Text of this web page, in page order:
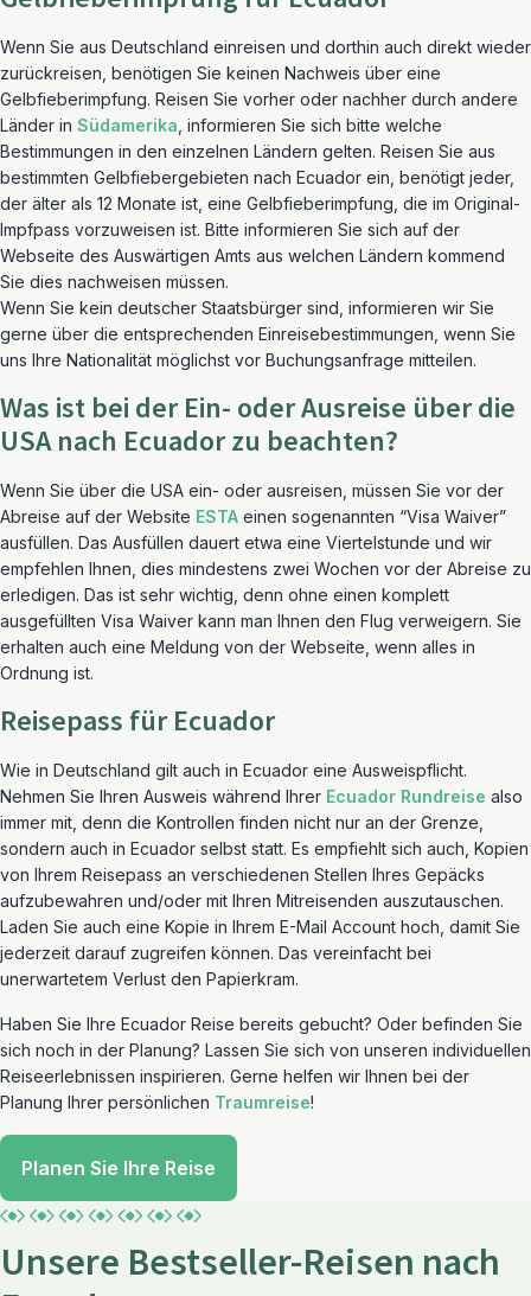
Wenn Sie aus Deutschland einreisen und dorthin auch direkt wieder
zurückreisen, benötigen Sie keinen Nachweis über eine
Gelbfieberimpfung. Reisen Sie vorher oder nachher durch andere
Länder in Südamerika , informieren Sie sich bitte welche
Bestimmungen in den einzelnen Ländern gelten. Reisen Sie aus
bestimmten Gelbfiebergebieten nach Ecuador ein, benötigt jeder,
der älter als 12 Monate ist, eine Gelbfieberimpfung, die im Original-
Impfpass vorzuweisen ist. Bitte informieren Sie sich auf der
Webseite des Auswärtigen Amts aus welchen Ländern kommend
Sie dies nachweisen müssen.
Wenn Sie kein deutscher Staatsbürger sind, informieren wir Sie
gerne über die entsprechenden Einreisebestimmungen, wenn Sie
uns Ihre Nationalität möglichst vor Buchungsanfrage mitteilen.
Was ist bei der Ein- oder Ausreise über die
USA nach Ecuador zu beachten?
Wenn Sie über die USA ein- oder ausreisen, müssen Sie vor der
Abreise auf der Website ESTA einen sogenannten “Visa Waiver”
ausfüllen. Das Ausfüllen dauert etwa eine Viertelstunde und wir
empfehlen Ihnen, dies mindestens zwei Wochen vor der Abreise zu
erledigen. Das ist sehr wichtig, denn ohne einen komplett
ausgefüllten Visa Waiver kann man Ihnen den Flug verweigern. Sie
erhalten auch eine Meldung von der Webseite, wenn alles in
Ordnung ist.
Reisepass für Ecuador
Wie in Deutschland gilt auch in Ecuador eine Ausweispflicht.
Nehmen Sie Ihren Ausweis während Ihrer Ecuador Rundreise also
immer mit, denn die Kontrollen finden nicht nur an der Grenze,
sondern auch in Ecuador selbst statt. Es empfiehlt sich auch, Kopien
von Ihrem Reisepass an verschiedenen Stellen Ihres Gepäcks
aufzubewahren und/oder mit Ihren Mitreisenden auszutauschen.
Laden Sie auch eine Kopie in Ihrem E-Mail Account hoch, damit Sie
jederzeit darauf zugreifen können. Das vereinfacht bei
unerwartetem Verlust den Papierkram.
Haben Sie Ihre Ecuador Reise bereits gebucht? Oder befinden Sie
sich noch in der Planung? Lassen Sie sich von unseren individuellen
Reiseerlebnissen inspirieren. Gerne helfen wir Ihnen bei der
Planung Ihrer persönlichen Traumreise!
Planen Sie Ihre Reise
Unsere Bestseller-Reisen nach